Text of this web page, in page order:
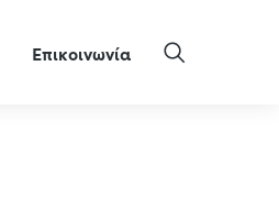
Επικοινωνία